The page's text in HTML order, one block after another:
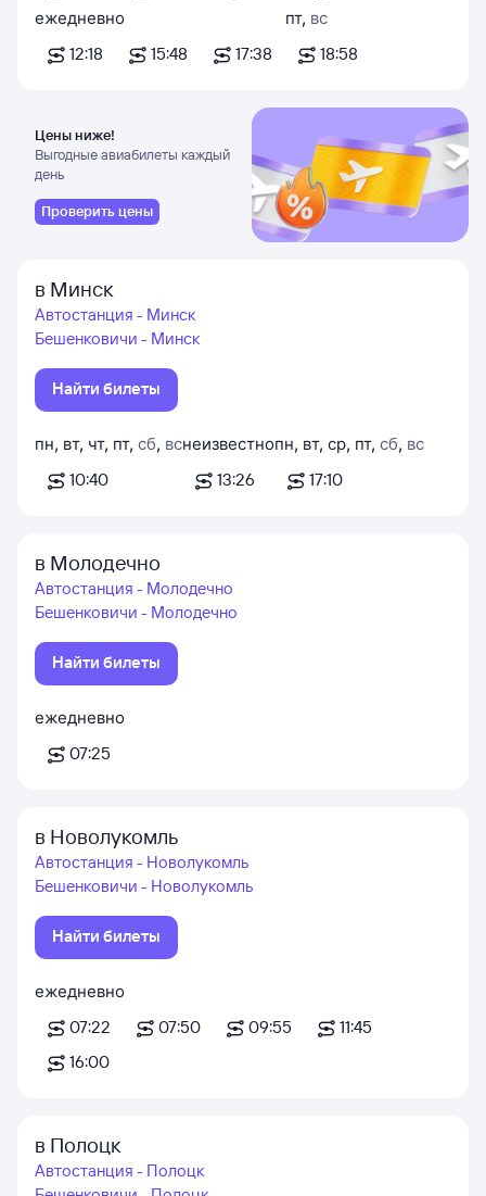
ежедневно
12:18
15:48 17:38
пт, вс
18:58
Цены ниже!
Выгодные авиабилеты каждый
день
Проверить цены
в Минск
Автостанция - Минск
Бешенковичи - Минск
Найти билеты
пн, вт, чт, пт, сб, вс
10:40
неизвестно
13:26
пн, вт, ср, пт, сб, вс
17:10
в Молодечно
Автостанция - Молодечно
Бешенковичи - Молодечно
Найти билеты
ежедневно
07:25
в Новолукомль
Автостанция - Новолукомль
Бешенковичи - Новолукомль
Найти билеты
ежедневно
07:22
07:50 09:55
11:45
16:00
в Полоцк
Автостанция - Полоцк